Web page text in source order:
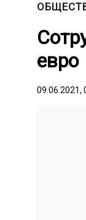
евро
09.06.2021,